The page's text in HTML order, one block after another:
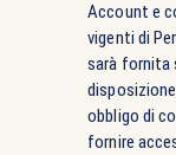
Account e
vigenti di
sarà fornita
obbligo di
fornire